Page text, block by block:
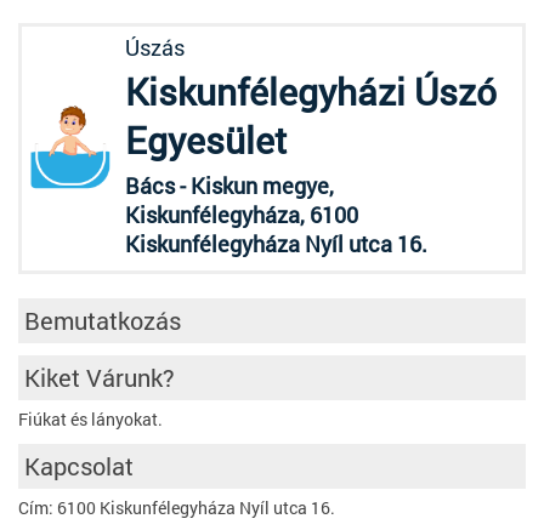
Úszás
Kiskunfélegyházi Úszó
Egyesület
Bács - Kiskun megye,
Kiskunfélegyháza, 6100
Kiskunfélegyháza Nyíl utca 16.
Bemutatkozás
Kiket Várunk?
Fiúkat és lányokat.
Kapcsolat
Cím: 6100 Kiskunfélegyháza Nyíl utca 16.